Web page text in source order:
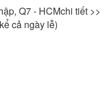
Q7 - HCMchi tiết >>
cả ngày lễ)